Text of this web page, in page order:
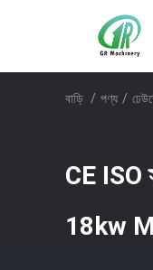
বাড়ি / পণ্য /
CE ISO
18kw